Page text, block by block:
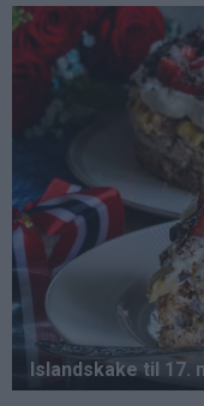
Hopp
hovedinnhold